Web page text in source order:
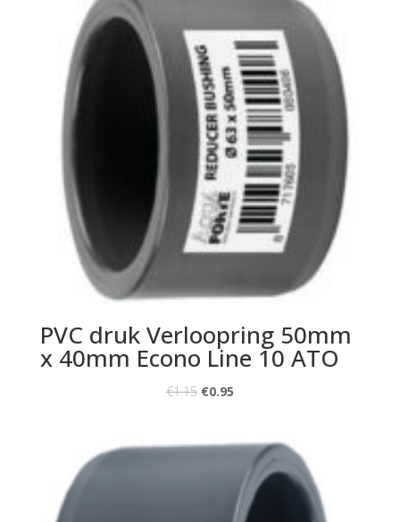
PVC druk Verloopring 50mm
x 40mm Econo Line 10 ATO
€1.15 €0.95